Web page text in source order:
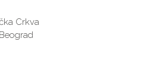
Crkva